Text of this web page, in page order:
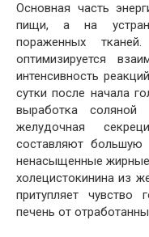
Основная часть
пищи, а на
пораженных
оптимизируется
интенсивность
сутки после начала
выработка соляной
желудочная
составляют большую
ненасыщенные жирные
холецистокинина из
притупляет
печень от